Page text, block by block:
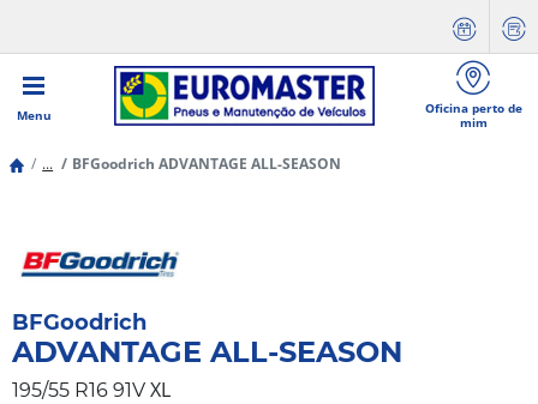
Menu
Oficina perto de
mim
... BFGoodrich ADVANTAGE ALL-SEASON
BFGoodrich
ADVANTAGE ALL-SEASON
195/55 R16 91V XL